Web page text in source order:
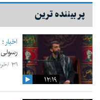
پر بیننده ترین
۱۲:۱۹
اخبار
رسولی
۳۱ /خرداد/ ۱۴۰۵